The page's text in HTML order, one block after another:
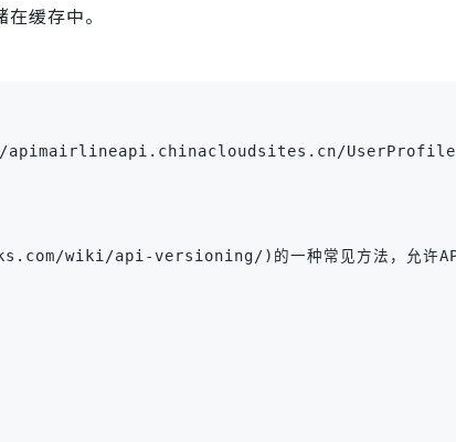
缓存中。
wiki/api-versioning/)的一种常见方法，允许API使用